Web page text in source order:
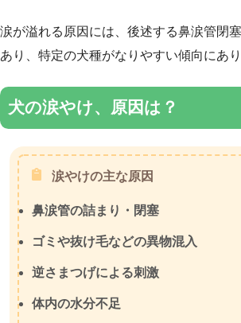
涙が溢れる原因には、後述する鼻涙管閉
あり、特定の犬種がなりやすい傾向にあり
犬の涙やけ、原因は？
涙やけの主な原因
鼻涙管の詰まり・閉塞
ゴミや抜け毛などの異物混入
逆さまつげによる刺激
体内の水分不足